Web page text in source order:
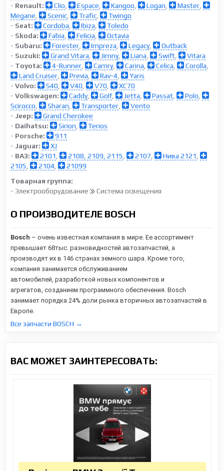
- Renault: Clio Espace Kangoo Logan Master
Megane
Scenic Trafic
Twingo
- Seat: Cordoba Ibiza
Toledo
- Skoda: Fabia Felicia
Octavia
- Subaru: Forester Impreza Legacy,
Outback
- Suzuki: Grand Vitara Jimny, Liana Swift
Vitara
- Toyota: 4-Runner Camry, Carina Celica Corolla
Land Cruiser
Previa Rav-4
Yaris
- Volvo: S40 V40 V70
XC70
- Volkswagen: Caddy, Golf, Jetta Passat Polo
Scirocco
Sharan Transporter
Vento
- Jeep:
Grand Cherokee
- Daihatsu: Sirion
Terios
- Porsche:
911
- Jaguar:
XJ
- ВАЗ: 2101 2108, 2109, 2115 2107 Нива 2121
2105
2104
21099
Товарная группа:
- Электрооборудование
Система освещения
О ПРОИЗВОДИТЕЛЕ BOSCH
Bosch – очень известная компания в мире. Ее ассортимент
превышает 68тыс. разновидностей автозапчастей, а
производят их в 146 странах земного шара. Кроме того,
компания занимается обслуживанием
автомобилей, разработкой новых компонентов и
агрегатов, созданием программного обеспечения. Bosch
занимает порядка 24% доли рынка вторичных автозапчастей в
Европе.
Все запчасти BOSCH →
ВАС МОЖЕТ ЗАИНТЕРЕСОВАТЬ: